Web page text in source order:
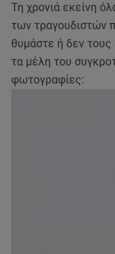
Τη χρονιά εκείνη
των τραγουδιστών
θυμάστε ή δεν τους
τα μέλη του
φωτογραφίες: